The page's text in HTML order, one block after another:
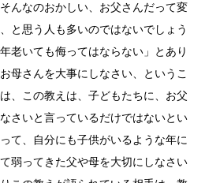
んなのおかしい、お父さんだって変
と思う人も多いのではないでしょう
老いても侮ってはならない」とあり
母さんを大事にしなさい、というこ
、この教えは、子どもたちに、お父
さいと言っているだけではないとい
て、自分にも子供がいるような年に
弱ってきた父や母を大切にしなさい